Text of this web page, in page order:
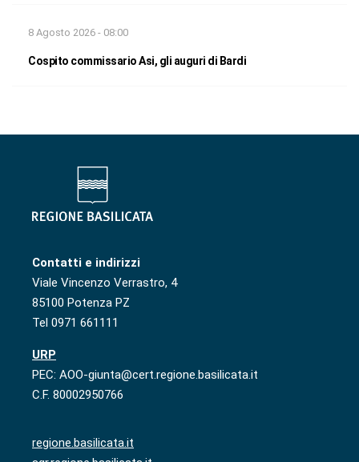
8 Agosto 2026 - 08:00
Cospito commissario Asi, gli auguri di Bardi
Contatti e indirizzi
Viale Vincenzo Verrastro, 4
85100 Potenza PZ
Tel 0971 661111
URP
PEC: AOO-giunta@cert.regione.basilicata.it
C.F. 80002950766
regione.basilicata.it